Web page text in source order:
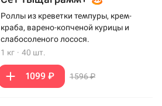
Роллы из креветки темпуры, крем-
краба, варено-копченой курицы и
слабосоленого лосося.
1 кг · 40 шт.
1099 ₽ 1596 ₽